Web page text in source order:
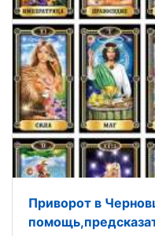
Приворот в